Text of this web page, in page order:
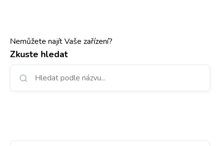
Nemůžete najít Vaše zařízení?
Zkuste hledat